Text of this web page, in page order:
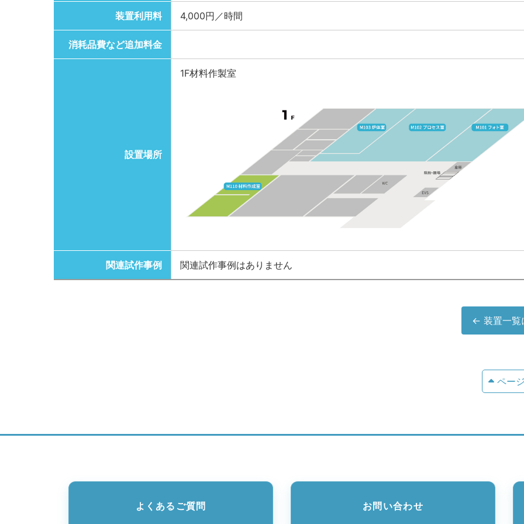
装置利用料 4,000円／時間
消耗品費など追加料金
設置場所
1F材料作製室
関連試作事例 関連試作事例はありません
← 装置一覧
ペー
よくあるご質問 お問い合わせ